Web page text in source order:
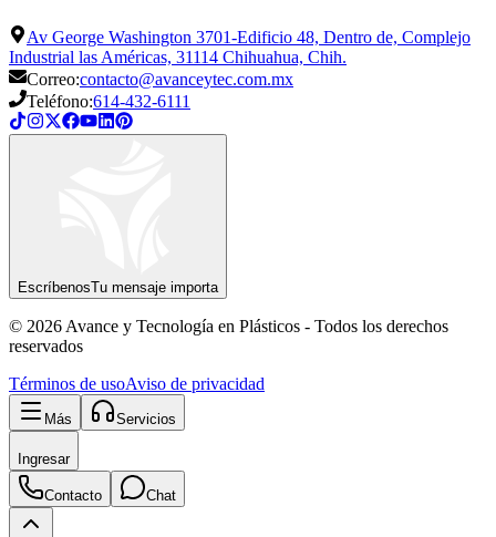
Av George Washington 3701-Edificio 48, Dentro de, Complejo
Industrial las Américas, 31114 Chihuahua, Chih.
Correo:contacto@avanceytec.com.mx
Teléfono:614-432-6111
EscríbenosTu mensaje importa
© 2026 Avance y Tecnología en Plásticos - Todos los derechos
reservados
Términos de usoAviso de privacidad
Más Servicios
Ingresar
Contacto Chat